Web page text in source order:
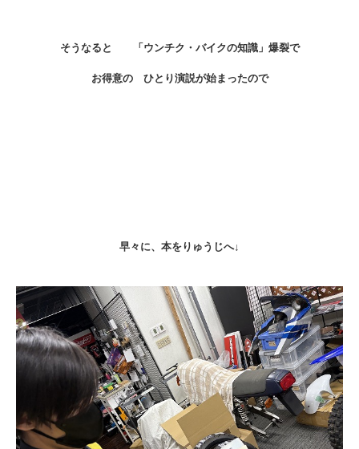
そうなると 「ウンチク・バイクの知識」爆裂で
お得意の ひとり演説が始まったので
早々に、本をりゅうじへ↓